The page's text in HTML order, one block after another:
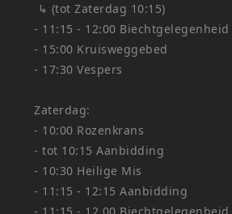
↳ (tot Zaterdag 10:15)
- 11:15 - 12:00 Biechtgelegenheid
- 15:00 Kruisweggebed
- 17:30 Vespers
Zaterdag:
- 10:00 Rozenkrans
- tot 10:15 Aanbidding
- 10:30 Heilige Mis
- 11:15 - 12:15 Aanbidding